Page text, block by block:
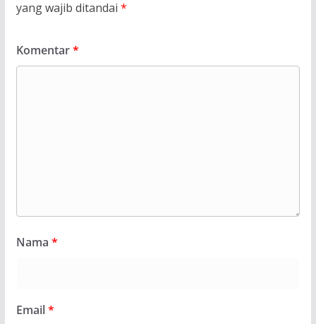
yang wajib ditandai *
Komentar*
Nama *
Email*